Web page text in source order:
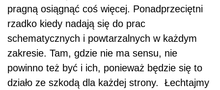
pragną osiągnąć coś więcej. Ponadprzeciętni
rzadko kiedy nadają się do prac
schematycznych i powtarzalnych w każdym
zakresie. Tam, gdzie nie ma sensu, nie
powinno też być i ich, ponieważ będzie się to
działo ze szkodą dla każdej strony. Łechtajmy